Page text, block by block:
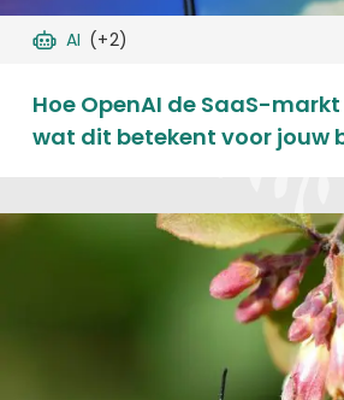
AI (+2)
Hoe OpenAI de SaaS-
wat dit betekent voor jouw